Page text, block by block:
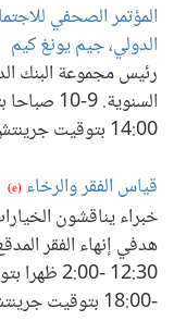
الدولي، جيم يونغ كيم
رئيس مجموعة البنك
14:00 بتوقيت جرينتش) wblive#
قياس الفقر والرخاء (e)
خبراء يناقشون
-18:00 بتوقيت جرينتش) endpoverty#